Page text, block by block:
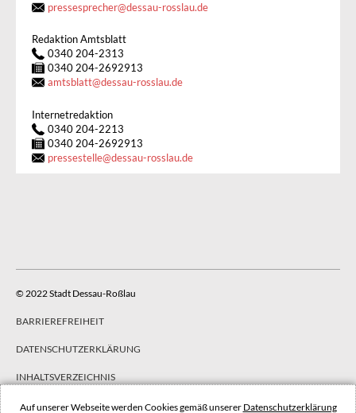
Auf unserer Webseite werden Cookies gemäß unserer Datenschutzerklärung
pressesprecher@dessau-rosslau.de
Redaktion Amtsblatt
0340 204-2313
0340 204-2692913
amtsblatt@dessau-rosslau.de
Internetredaktion
0340 204-2213
0340 204-2692913
pressestelle@dessau-rosslau.de
© 2022 Stadt Dessau-Roßlau
BARRIEREFREIHEIT
DATENSCHUTZERKLÄRUNG
INHALTSVERZEICHNIS
IMPRESSUM